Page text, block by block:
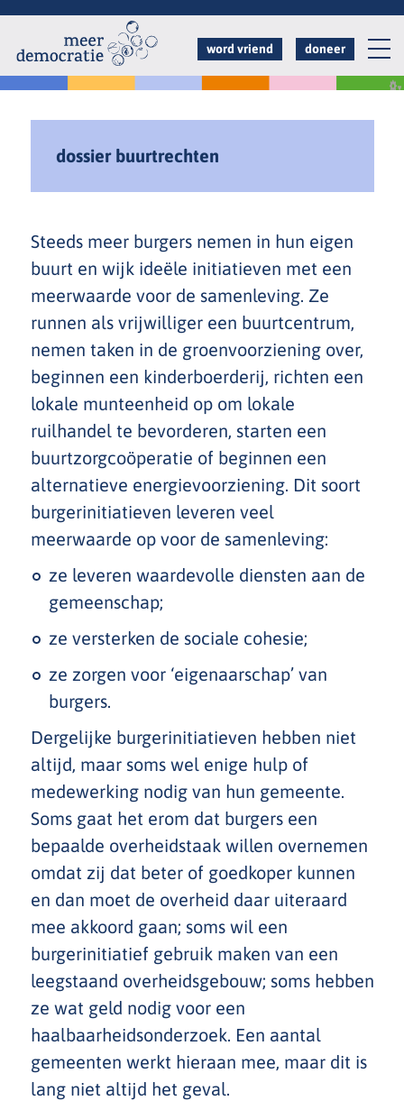
Overslaan
naar
de
inhoud
word vriend doneer
dossier buurtrechten
Steeds meer burgers nemen in hun eigen
buurt en wijk ideële initiatieven met een
meerwaarde voor de samenleving. Ze
runnen als vrijwilliger een buurtcentrum,
nemen taken in de groenvoorziening over,
beginnen een kinderboerderij, richten een
lokale munteenheid op om lokale
ruilhandel te bevorderen, starten een
buurtzorgcoöperatie of beginnen een
alternatieve energievoorziening. Dit soort
burgerinitiatieven leveren veel
meerwaarde op voor de samenleving:
ze leveren waardevolle diensten aan de
gemeenschap;
ze versterken de sociale cohesie;
ze zorgen voor ‘eigenaarschap’ van
burgers.
Dergelijke burgerinitiatieven hebben niet
altijd, maar soms wel enige hulp of
medewerking nodig van hun gemeente.
Soms gaat het erom dat burgers een
bepaalde overheidstaak willen overnemen
omdat zij dat beter of goedkoper kunnen
en dan moet de overheid daar uiteraard
mee akkoord gaan; soms wil een
burgerinitiatief gebruik maken van een
leegstaand overheidsgebouw; soms hebben
ze wat geld nodig voor een
haalbaarheidsonderzoek. Een aantal
gemeenten werkt hieraan mee, maar dit is
lang niet altijd het geval.